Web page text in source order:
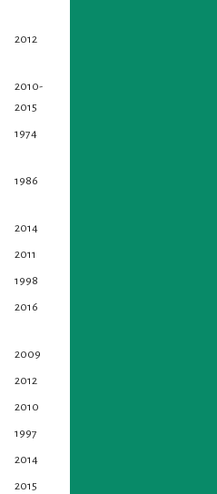
2012
2010-
2015
1974
1986
2014
2011
1998
2016
2009
2012
2010
1997
2014
2015